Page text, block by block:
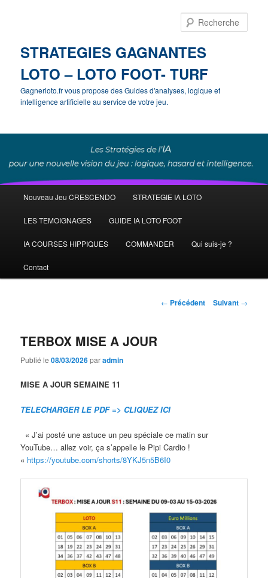
STRATEGIES GAGNANTES
LOTO – LOTO FOOT- TURF
Gagnerloto.fr vous propose des Guides d'analyses, logique et
intelligence artificielle au service de votre jeu.
principal
Aller
au
contenu
Nouveau Jeu CRESCENDO STRATEGIE IA LOTO
LES TEMOIGNAGES GUIDE IA LOTO FOOT
IA COURSES HIPPIQUES COMMANDER Qui suis-je ?
Contact
Navigation
← Précédent Suivant →
TERBOX MISE A JOUR
Publié le08/03/2026paradmin
MISE A JOUR SEMAINE 11
TELECHARGER LE PDF => CLIQUEZ ICI
« J’ai posté une astuce un peu spéciale ce matin sur
YouTube… allez voir, ça s’appelle le Pipi Cardio !
« https://youtube.com/shorts/8YKJ5n5B6I0